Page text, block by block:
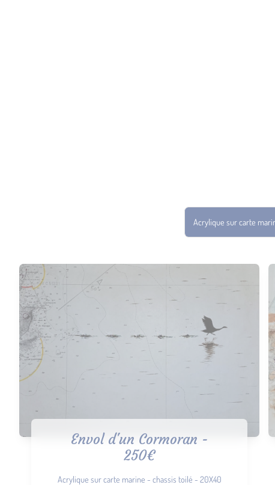
Acrylique sur carte
Envol d'un Cormoran -
250€
Acrylique sur carte marine - chassis toilé - 20X40